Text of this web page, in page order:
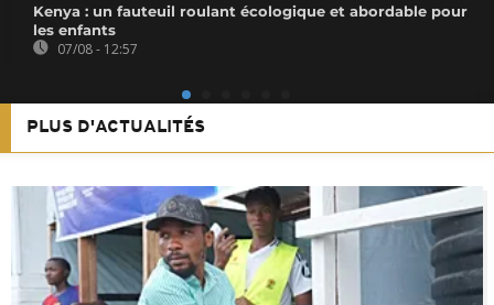
Kenya : un fauteuil roulant écologique et abordable pour
les enfants
07/08 - 12:57
PLUS D'ACTUALITÉS